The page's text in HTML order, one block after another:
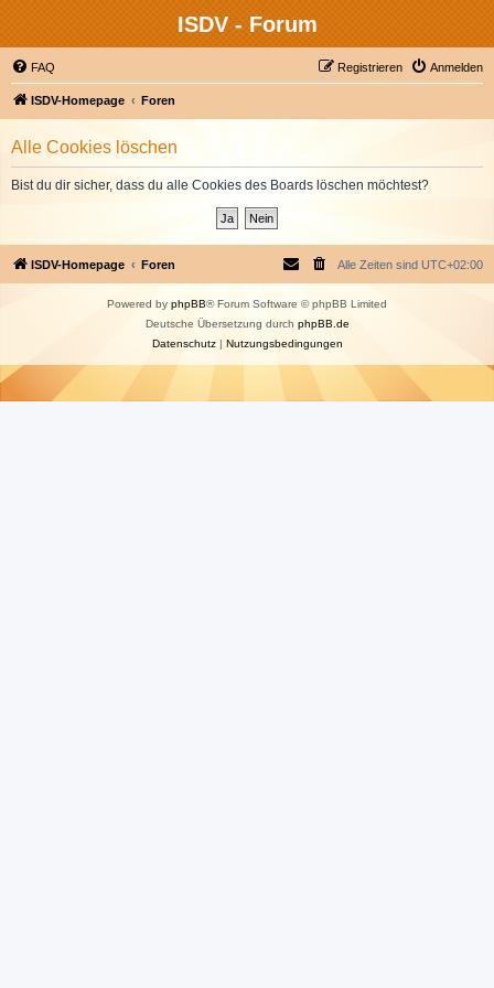
ISDV - Forum
FAQ Anmelden
Registrieren
ISDV-Homepage Foren
Alle Cookies löschen
Bist du dir sicher, dass du alle Cookies des Boards löschen möchtest?
ISDV-Homepage Foren Alle Zeiten sind UTC+02:00
Powered by phpBB® Forum Software © phpBB Limited
Deutsche Übersetzung durch phpBB.de
Datenschutz| Nutzungsbedingungen